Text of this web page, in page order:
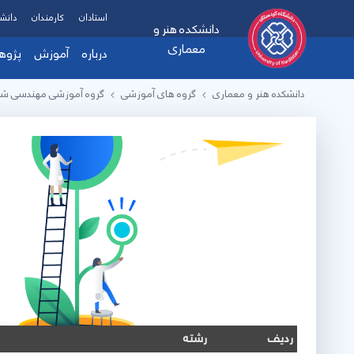
دانشکده هنر و
معماری
درباره
درباره‌ما
هیات رئیسه
گزارش عملکرد
آمار
تفاهم نامه ها
تماس با ما
آموزش
فایل
استادان کارمندان
دانشکده هنر و معماری گروه های آموزشی گروه آموزشی مهندسی
ردیف رشته